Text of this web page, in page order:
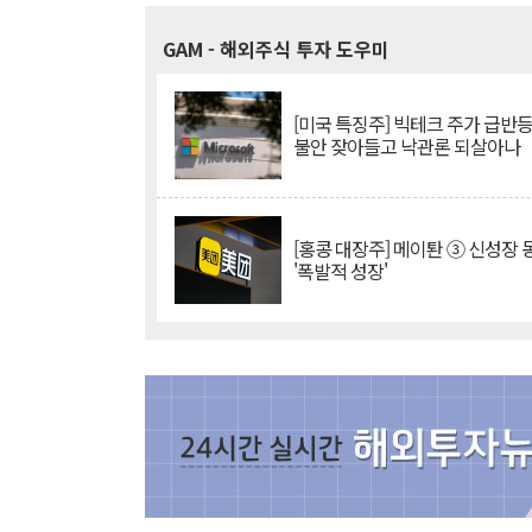
GAM - 해외주식 투자 도우미
[미국 특징주] 빅테크 주가 급반
불안 잦아들고 낙관론 되살아나
[홍콩 대장주] 메이퇀 ③ 신성장
'폭발적 성장'